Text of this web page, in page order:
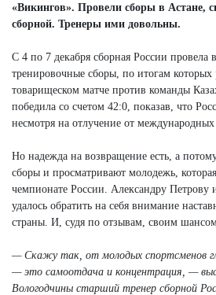
«Викингов». Провели сборы в Астане,
сборной. Тренеры ими довольны.
С 4 по 7 декабря сборная России провела
тренировочные сборы, по итогам которых
товарищеском матче против команды
победила со счетом 42:0, показав, что
несмотря на отлучение от международных
Но надежда на возвращение есть, а
сборы и просматривают молодежь,
чемпионате России. Александру
удалось обратить на себя внимание
страны. И, судя по отзывам, своим шансом
— Скажу так, от молодых спортсменов
— это самоотдача и концентрация, —
Вологодчины старший тренер сборной